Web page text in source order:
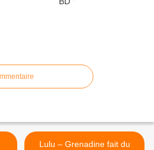
Lulu – Grenadine fait du